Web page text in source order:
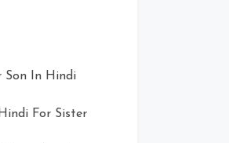
Son In Hindi
For Sister